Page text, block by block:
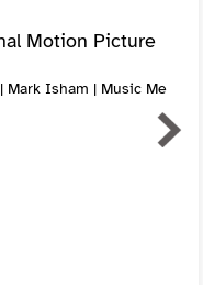
Motion Picture
Mark Isham | Music Me